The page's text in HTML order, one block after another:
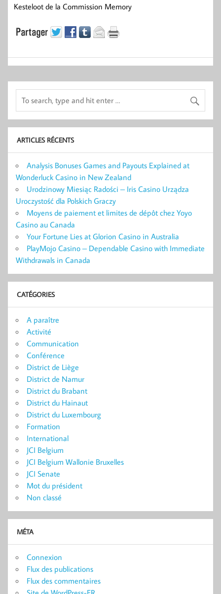
Kesteloot de la Commission Memory
ARTICLES RÉCENTS
Analysis Bonuses Games and Payouts Explained at
Wonderluck Casino in New Zealand
Urodzinowy Miesiąc Radości – Iris Casino Urządza
Uroczystość dla Polskich Graczy
Moyens de paiement et limites de dépôt chez Yoyo
Casino au Canada
Your Fortune Lies at Glorion Casino in Australia
PlayMojo Casino – Dependable Casino with Immediate
Withdrawals in Canada
CATÉGORIES
A paraître
Activité
Communication
Conférence
District de Liège
District de Namur
District du Brabant
District du Hainaut
District du Luxembourg
Formation
International
JCI Belgium
JCI Belgium Wallonie Bruxelles
JCI Senate
Mot du président
Non classé
MÉTA
Connexion
Flux des publications
Flux des commentaires